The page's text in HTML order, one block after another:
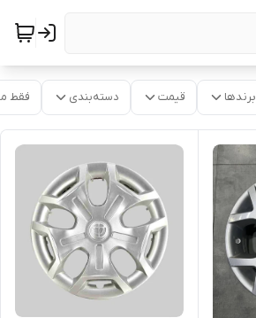
برندها قیمت دسته‌بندی فقط